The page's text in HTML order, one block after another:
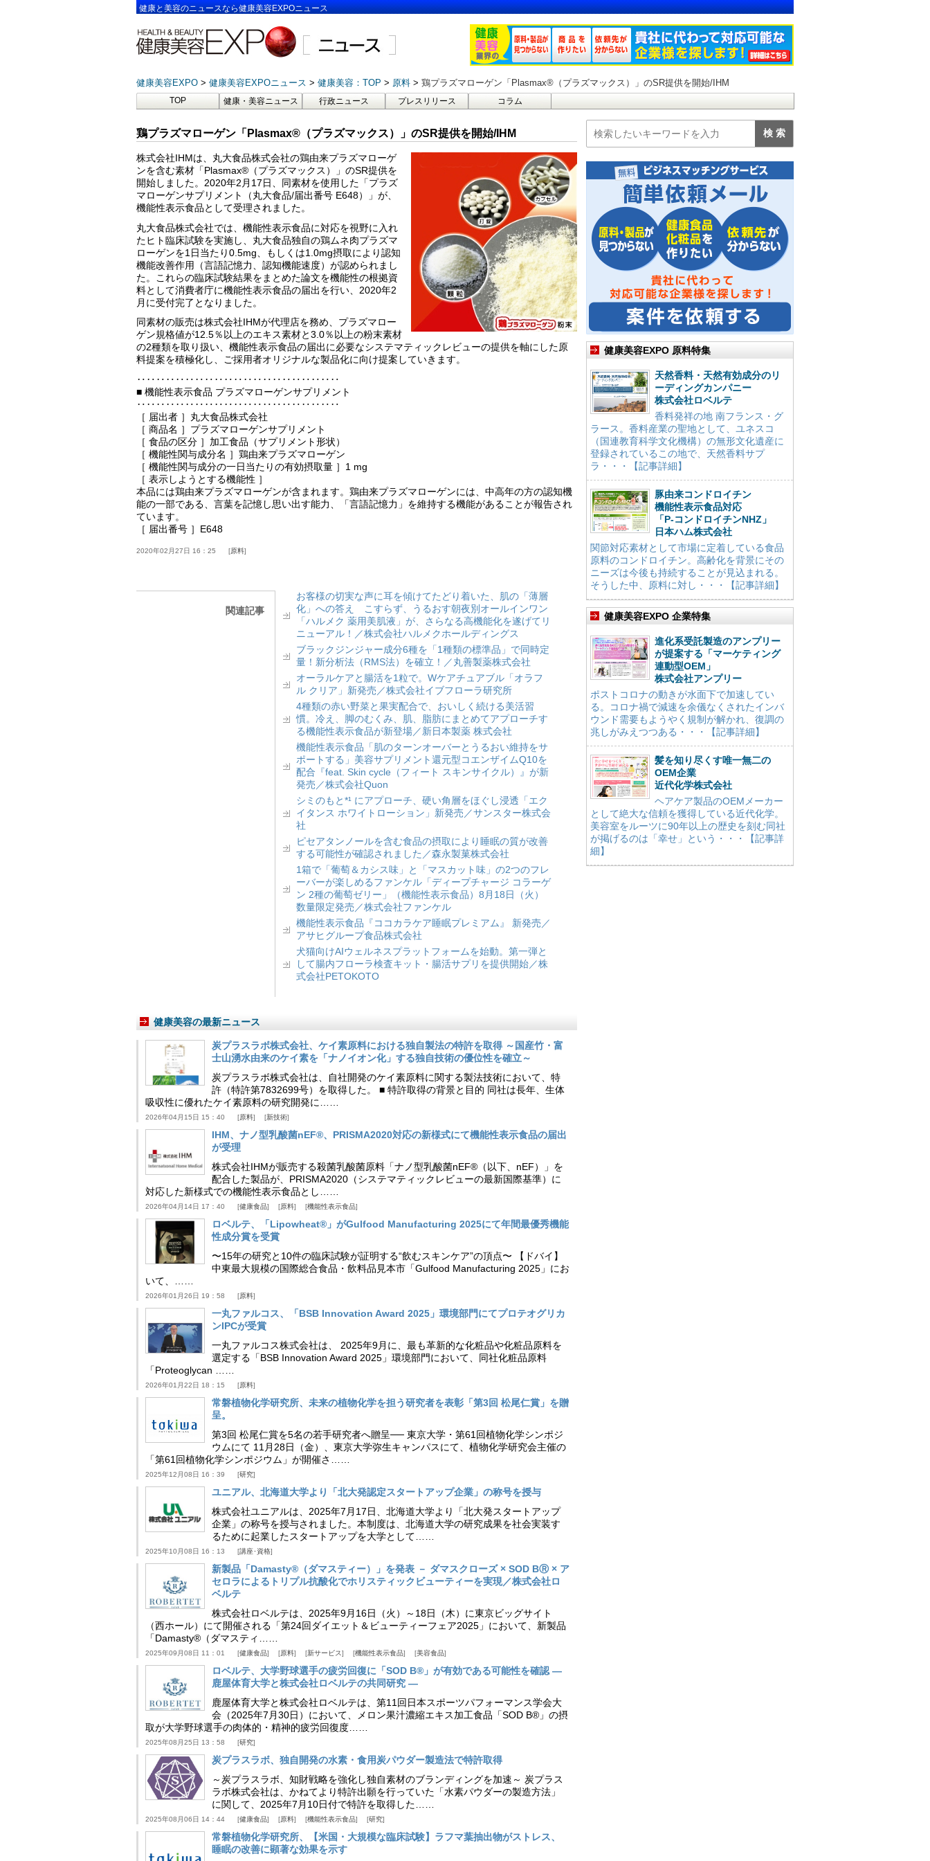
健康と美容のニュースなら健康美容EXPOニュース
健康美容EXPO 健康美容EXPOニュース 健康美容：TOP 原料 鶏プラズマローゲン「Plasmax®（プラズマックス）」のSR提供を開始/IHM
TOP 健康・美容ニュース 行政ニュース プレスリリース コラム
鶏プラズマローゲン「Plasmax®（プラズマックス）」のSR提供を開始/IHM
株式会社IHMは、丸大食品株式会社の鶏由来プラズマローゲ
ンを含む素材「Plasmax®（プラズマックス）」のSR提供を
開始しました。2020年2月17日、同素材を使用した「プラズ
マローゲンサプリメント（丸大食品/届出番号 E648）」が、
機能性表示食品として受理されました。
丸大食品株式会社では、機能性表示食品に対応を視野に入れ
たヒト臨床試験を実施し、丸大食品独自の鶏ムネ肉プラズマ
ローゲンを1日当たり0.5mg、もしくは1.0mg摂取により認知
機能改善作用（言語記憶力、認知機能速度）が認められまし
た。これらの臨床試験結果をまとめた論文を機能性の根拠資
料として消費者庁に機能性表示食品の届出を行い、2020年2
月に受付完了となりました。
同素材の販売は株式会社IHMが代理店を務め、プラズマロー
ゲン規格値が12.5％以上のエキス素材と3.0％以上の粉末素材
の2種類を取り扱い、機能性表示食品の届出に必要なシステマティックレビューの提供を軸にした原
料提案を積極化し、ご採用者オリジナルな製品化に向け提案していきます。
‥‥‥‥‥‥‥‥‥‥‥‥‥‥‥‥‥‥‥‥‥
■ 機能性表示食品 プラズマローゲンサプリメント
‥‥‥‥‥‥‥‥‥‥‥‥‥‥‥‥‥‥‥‥‥
［ 届出者 ］丸大食品株式会社
［ 商品名 ］プラズマローゲンサプリメント
［ 食品の区分 ］加工食品（サプリメント形状）
［ 機能性関与成分名 ］鶏由来プラズマローゲン
［ 機能性関与成分の一日当たりの有効摂取量 ］1 mg
［ 表示しようとする機能性 ］
本品には鶏由来プラズマローゲンが含まれます。鶏由来プラズマローゲンには、中高年の方の認知機
能の一部である、言葉を記憶し思い出す能力、「言語記憶力」を維持する機能があることが報告され
ています。
［ 届出番号 ］E648
2020年02月27日 16：25 原料
関連記事
お客様の切実な声に耳を傾けてたどり着いた、肌の「薄層
化」への答え こすらず、うるおす朝夜別オールインワン
「ハルメク 薬用美肌液」が、さらなる高機能化を遂げてリ
ニューアル！／株式会社ハルメクホールディングス
ブラックジンジャー成分6種を「1種類の標準品」で同時定
量！新分析法（RMS法）を確立！／丸善製薬株式会社
オーラルケアと腸活を1粒で。Wケアチュアブル「オラフ
ル クリア」新発売／株式会社イブフローラ研究所
4種類の赤い野菜と果実配合で、おいしく続ける美活習
慣。冷え、脚のむくみ、肌、脂肪にまとめてアプローチす
る機能性表示食品が新登場／新日本製薬 株式会社
機能性表示食品「肌のターンオーバーとうるおい維持をサ
ポートする」美容サプリメント還元型コエンザイムQ10を
配合『feat. Skin cycle（フィート スキンサイクル）』が新
発売／株式会社Quon
シミのもと*¹ にアプローチ、硬い角層をほぐし浸透「エク
イタンス ホワイトローション」新発売／サンスター株式会
社
ピセアタンノールを含む食品の摂取により睡眠の質が改善
する可能性が確認されました／森永製菓株式会社
1箱で「葡萄＆カシス味」と「マスカット味」の2つのフレ
ーバーが楽しめるファンケル「ディープチャージ コラーゲ
ン 2種の葡萄ゼリー」（機能性表示食品）8月18日（火）
数量限定発売／株式会社ファンケル
機能性表示食品『ココカラケア睡眠プレミアム』 新発売／
アサヒグループ食品株式会社
犬猫向けAIウェルネスプラットフォームを始動。第一弾と
して腸内フローラ検査キット・腸活サプリを提供開始／株
式会社PETOKOTO
健康美容の最新ニュース
炭プラスラボ株式会社、ケイ素原料における独自製法の特許を取得 ～国産竹・富
士山湧水由来のケイ素を「ナノイオン化」する独自技術の優位性を確立～
炭プラスラボ株式会社は、自社開発のケイ素原料に関する製法技術において、特
許（特許第7832699号）を取得した。 ■ 特許取得の背景と目的 同社は長年、生体
吸収性に優れたケイ素原料の研究開発に……
2026年04月15日 15：40 原料 新技術
IHM、ナノ型乳酸菌nEF®、PRISMA2020対応の新様式にて機能性表示食品の届出
が受理
株式会社IHMが販売する殺菌乳酸菌原料「ナノ型乳酸菌nEF®（以下、nEF）」を
配合した製品が、PRISMA2020（システマティックレビューの最新国際基準）に
対応した新様式での機能性表示食品とし……
2026年04月14日 17：40 健康食品 原料 機能性表示食品
ロベルテ、「Lipowheat®」がGulfood Manufacturing 2025にて年間最優秀機能
性成分賞を受賞
〜15年の研究と10件の臨床試験が証明する“飲むスキンケア”の頂点〜 【ドバイ】
中東最大規模の国際総合食品・飲料品見本市「Gulfood Manufacturing 2025」にお
いて、……
2026年01月26日 19：58 原料
一丸ファルコス、「BSB Innovation Award 2025」環境部門にてプロテオグリカ
ンIPCが受賞
一丸ファルコス株式会社は、 2025年9月に、最も革新的な化粧品や化粧品原料を
選定する「BSB Innovation Award 2025」環境部門において、同社化粧品原料
「Proteoglycan ……
2026年01月22日 18：15 原料
常磐植物化学研究所、未来の植物化学を担う研究者を表彰「第3回 松尾仁賞」を贈
呈。
第3回 松尾仁賞を5名の若手研究者へ贈呈── 東京大学・第61回植物化学シンポジ
ウムにて 11月28日（金）、東京大学弥生キャンパスにて、植物化学研究会主催の
「第61回植物化学シンポジウム」が開催さ……
2025年12月08日 16：39 研究
ユニアル、北海道大学より「北大発認定スタートアップ企業」の称号を授与
株式会社ユニアルは、2025年7月17日、北海道大学より「北大発スタートアップ
企業」の称号を授与されました。本制度は、北海道大学の研究成果を社会実装す
るために起業したスタートアップを大学として……
2025年10月08日 16：13 講座･資格
新製品「Damasty®（ダマスティー）」を発表 － ダマスクローズ × SOD BⓇ × ア
セロラによるトリプル抗酸化でホリスティックビューティーを実現／株式会社ロ
ベルテ
株式会社ロベルテは、2025年9月16日（火）～18日（木）に東京ビッグサイト
（西ホール）にて開催される「第24回ダイエット＆ビューティーフェア2025」において、新製品
「Damasty®（ダマスティ……
2025年09月08日 11：01 健康食品 原料 新サービス 機能性表示食品 美容食品
ロベルテ、大学野球選手の疲労回復に「SOD B®」が有効である可能性を確認 ―
鹿屋体育大学と株式会社ロベルテの共同研究 ―
鹿屋体育大学と株式会社ロベルテは、第11回日本スポーツパフォーマンス学会大
会（2025年7月30日）において、メロン果汁濃縮エキス加工食品「SOD B®」の摂
取が大学野球選手の肉体的・精神的疲労回復度……
2025年08月25日 13：58 研究
炭プラスラボ、独自開発の水素・食用炭パウダー製造法で特許取得
～炭プラスラボ、知財戦略を強化し独自素材のブランディングを加速～ 炭プラス
ラボ株式会社は、かねてより特許出願を行っていた「水素パウダーの製造方法」
に関して、2025年7月10日付で特許を取得した……
2025年08月06日 14：44 健康食品 原料 機能性表示食品 研究
常磐植物化学研究所、【米国・大規模な臨床試験】ラフマ葉抽出物がストレス、
睡眠の改善に顕著な効果を示す
健康美容EXPO 原料特集
天然香料・天然有効成分のリ
ーディングカンパニー
株式会社ロベルテ
香料発祥の地 南フランス・グ
ラース。香料産業の聖地として、ユネスコ
（国連教育科学文化機構）の無形文化遺産に
登録されているこの地で、天然香料サプ
ラ・・・【記事詳細】
豚由来コンドロイチン
機能性表示食品対応
「P-コンドロイチンNHZ」
日本ハム株式会社
関節対応素材として市場に定着している食品
原料のコンドロイチン。高齢化を背景にその
ニーズは今後も持続することが見込まれる。
そうした中、原料に対し・・・【記事詳細】
健康美容EXPO 企業特集
進化系受託製造のアンプリー
が提案する「マーケティング
連動型OEM」
株式会社アンプリー
ポストコロナの動きが水面下で加速してい
る。コロナ禍で減速を余儀なくされたインバ
ウンド需要もようやく規制が解かれ、復調の
兆しがみえつつある・・・【記事詳細】
髪を知り尽くす唯一無二の
OEM企業
近代化学株式会社
ヘアケア製品のOEMメーカー
として絶大な信頼を獲得している近代化学。
美容室をルーツに90年以上の歴史を刻む同社
が掲げるのは「幸せ」という・・・【記事詳
細】